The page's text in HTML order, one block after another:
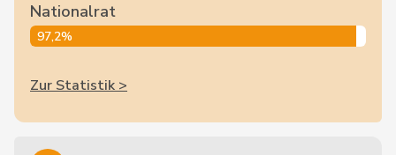
Nationalrat
97,2%
Zur Statistik >